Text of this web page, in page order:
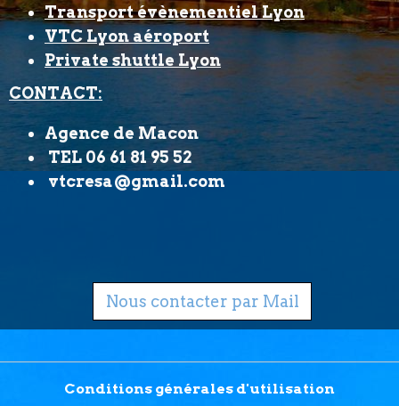
Transport évènementiel Lyon
VTC Lyon aéroport
Private shuttle Lyon
CONTACT:
Agence de Macon
TEL 06 61 81 95 52
vtcresa@gmail.com
Nous contacter par Mail
Conditions générales d'utilisation